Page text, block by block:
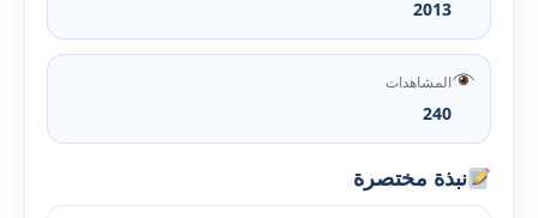
2013
المشاهدات
240
نبذة مختصرة